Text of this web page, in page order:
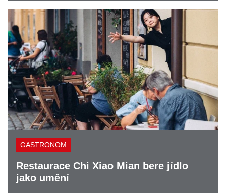
GASTRONOM
Restaurace Chi Xiao Mian bere jídlo
jako umění